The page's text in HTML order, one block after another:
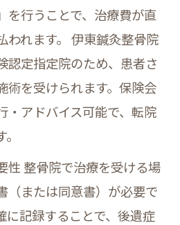
を行うことで、治療費が直
われます。 伊東鍼灸整骨院
認定指定院のため、患者さ
術を受けられます。保険会
・アドバイス可能で、転院
性 整骨院で治療を受ける場
（または同意書）が必要で
に記録することで、後遺症